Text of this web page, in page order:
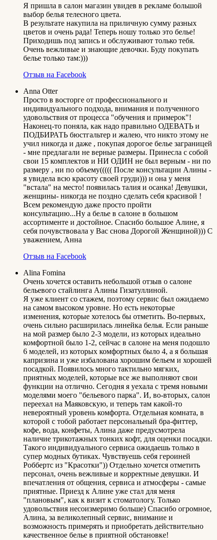
Я пришла в салон магазин увидев в рекламе большой
выбор белья телесного цвета.
В результате накупила на приличную сумму разных
цветов и очень рада! Теперь ношу только это белье!
Приходишь под запись и обслуживают только тебя.
Очень вежливые и знающие девочки. Буду покупать
белье только там:)))
Отзыв на Facebook
Anna Otter
Просто в восторге от профессионального и
индивидуального подхода, внимания и полученного
удовольствия от процесса "обучения и примерок"!
Наконец-то поняла, как надо правильно ОДЕВАТЬ и
ПОДБИРАТЬ бюстгальтер и жалею, что никто этому не
учил никогда и даже , покупая дорогое белье заграницей
- мне предлагали не верные размеры. Принесла с собой
свои 15 комплектов и НИ ОДИН не был верным - ни по
размеру , ни по объему((((( После консультации Алины -
я увидела всю красоту своей груди))) и она у меня
"встала" на место! появилась талия и осанка! Девушки,
женщины- никогда не поздно сделать себя красивой !
Всем рекомендую даже просто пройти
консультацию...Ну а белье в салоне в большом
ассортименте и достойное. Спасибо большое Алине, я
себя почувствовала у Вас снова Дорогой Женщиной))) С
уважением, Анна
Отзыв на Facebook
Alina Fomina
Очень хочется оставить небольшой отзыв о салоне
бельевого стайлинга Алины Гизатуллиной.
Я уже клиент со стажем, поэтому сервис был ожидаемо
на самом высоком уровне. Но есть некоторые
изменения, которые хотелось бы отметить. Во-первых,
очень сильно расширилась линейка белья. Если раньше
на мой размер было 2-3 модели, из которых идеально
комфортной было 1-2, сейчас в салоне на меня подошло
6 моделей, из которых комфортных было 4, а я большая
капризина и уже избалована хорошим бельем и хорошей
посадкой. Появилось много тактильно мягких,
приятных моделей, которые все же выполняют свои
функции на отлично. Сегодня я уехала с тремя новыми
моделями моего "бельевого парка". И, во-вторых, салон
переехал на Маяковскую, и теперь там какой-то
невероятный уровень комфорта. Отдельная комната, в
которой с тобой работает персональный бра-фиттер,
кофе, вода, конфеты, Алина даже предусмотрела
наличие трикотажных тонких кофт, для оценки посадки.
Такого индивидуального сервиса ожидаешь только в
супер модных бутиках. Чувствуешь себя героиней
Роббертс из "Красотки")) Отдельно хочется отметить
персонал, очень вежливые и корректные девушки. И
впечатления от общения, сервиса и атмосферы - самые
приятные. Приезд к Алине уже стал для меня
"плановым", как к визит к стоматологу. Только
удовольствия несоизмеримо больше) Спасибо огромное,
Алина, за великолепный сервис, внимание и
возможность примерять и приобретать действительно
качественное белье в приятной обстановке!